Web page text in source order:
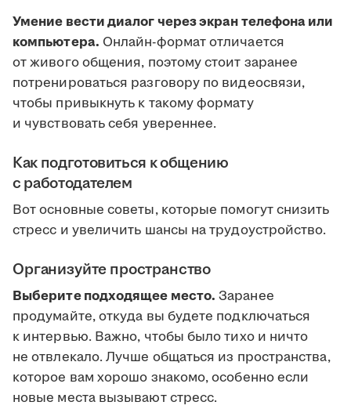
Умение вести диалог через экран телефона или
компьютера. Онлайн-формат отличается
от живого общения, поэтому стоит заранее
потренироваться разговору по видеосвязи,
чтобы привыкнуть к такому формату
и чувствовать себя увереннее.
Как подготовиться к общению
с работодателем
Вот основные советы, которые помогут снизить
стресс и увеличить шансы на трудоустройство.
Организуйте пространство
Выберите подходящее место. Заранее
продумайте, откуда вы будете подключаться
к интервью. Важно, чтобы было тихо и ничто
не отвлекало. Лучше общаться из пространства,
которое вам хорошо знакомо, особенно если
новые места вызывают стресс.